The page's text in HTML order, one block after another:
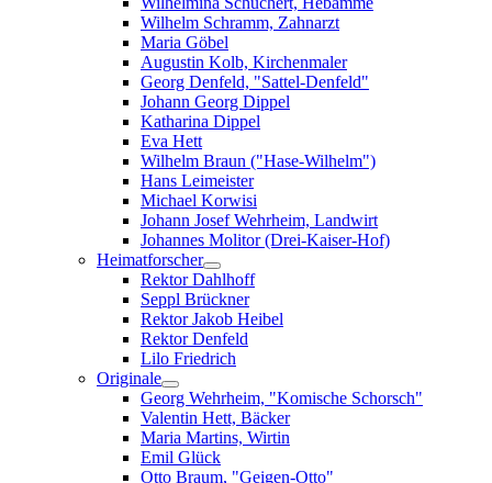
Wilhelm Schramm, Zahnarzt
Maria Göbel
Augustin Kolb, Kirchenmaler
Georg Denfeld, "Sattel-Denfeld"
Johann Georg Dippel
Katharina Dippel
Eva Hett
Wilhelm Braun ("Hase-Wilhelm")
Hans Leimeister
Michael Korwisi
Johann Josef Wehrheim, Landwirt
Johannes Molitor (Drei-Kaiser-Hof)
Heimatforscher
Rektor Dahlhoff
Seppl Brückner
Rektor Jakob Heibel
Rektor Denfeld
Lilo Friedrich
Originale
Georg Wehrheim, "Komische Schorsch"
Valentin Hett, Bäcker
Maria Martins, Wirtin
Emil Glück
Otto Braum, "Geigen-Otto"